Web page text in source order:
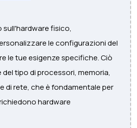
fisico,
le configurazioni del
le tue esigenze specifiche. Ciò
tipo di processori, memoria,
di rete, che è fondamentale per
hardware